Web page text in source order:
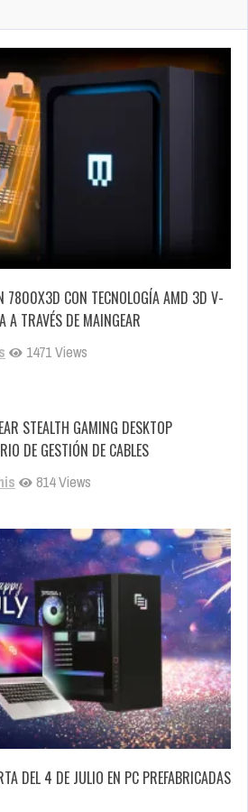
7800X3D CON TECNOLOGÍA AMD 3D V-
A TRAVÉS DE MAINGEAR
1471 Views
STEALTH GAMING DESKTOP
DE GESTIÓN DE CABLES
814 Views
DEL 4 DE JULIO EN PC PREFABRICADAS